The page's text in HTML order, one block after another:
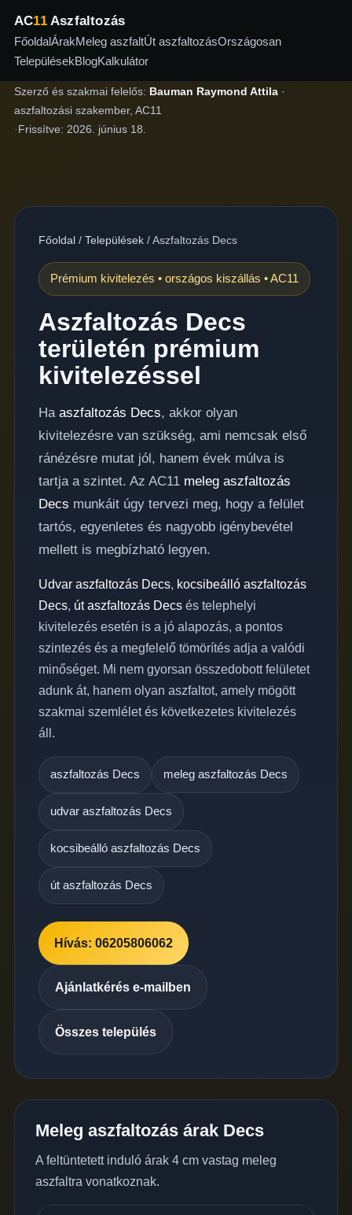
AC11Aszfaltozás
FőoldalÁrakMeleg aszfaltÚt aszfaltozásOrszágosan
TelepülésekBlogKalkulátor
Szerző és szakmai felelős: Bauman Raymond Attila·
aszfaltozási szakember, AC11
·Frissítve: 2026. június 18.
Főoldal/ Települések/Aszfaltozás Decs
Prémium kivitelezés • országos kiszállás • AC11
Aszfaltozás Decs
területén prémium
kivitelezéssel
Ha aszfaltozás Decs, akkor olyan
kivitelezésre van szükség, ami nemcsak első
ránézésre mutat jól, hanem évek múlva is
tartja a szintet. Az AC11 meleg aszfaltozás
Decs munkáit úgy tervezi meg, hogy a felület
tartós, egyenletes és nagyobb igénybevétel
mellett is megbízható legyen.
Udvar aszfaltozás Decs, kocsibeálló aszfaltozás
Decs, út aszfaltozás Decsés telephelyi
kivitelezés esetén is a jó alapozás, a pontos
szintezés és a megfelelő tömörítés adja a valódi
minőséget. Mi nem gyorsan összedobott felületet
adunk át, hanem olyan aszfaltot, amely mögött
szakmai szemlélet és következetes kivitelezés
áll.
aszfaltozás Decs meleg aszfaltozás Decs
udvar aszfaltozás Decs
kocsibeálló aszfaltozás Decs
út aszfaltozás Decs
Hívás: 06205806062
Ajánlatkérés e-mailben
Összes település
Meleg aszfaltozás árak Decs
A feltüntetett induló árak 4 cm vastag meleg
aszfaltra vonatkoznak.